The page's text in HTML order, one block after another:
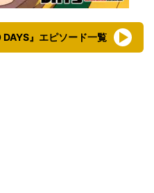
DAYS』エピソード一覧